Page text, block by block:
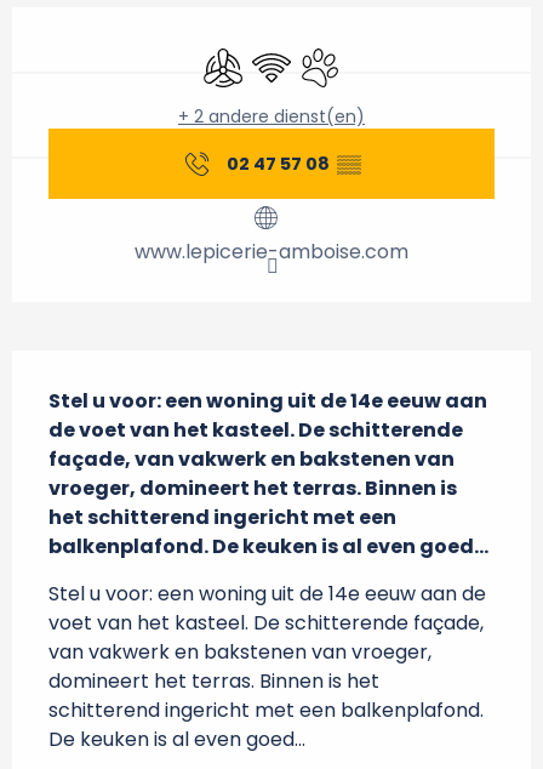
Met airco
Wifi Dieren toegelaten
+ 2 andere dienst(en)
02 47 57 08 ▒▒
www.lepicerie-amboise.com
Stel u voor: een woning uit de 14e eeuw aan
de voet van het kasteel. De schitterende
façade, van vakwerk en bakstenen van
vroeger, domineert het terras. Binnen is
het schitterend ingericht met een
balkenplafond. De keuken is al even goed...
Stel u voor: een woning uit de 14e eeuw aan de
voet van het kasteel. De schitterende façade,
van vakwerk en bakstenen van vroeger,
domineert het terras. Binnen is het
schitterend ingericht met een balkenplafond.
De keuken is al even goed...